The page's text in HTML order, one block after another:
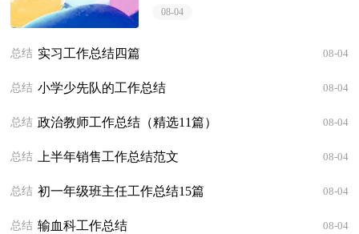
会团体、企业单位和个人对某一阶段的
08-04
总结 08-04
实习工作总结四篇
总结 08-04
小学少先队的工作总结
总结 08-04
政治教师工作总结（精选11篇）
总结 08-04
上半年销售工作总结范文
总结 08-04
初一年级班主任工作总结15篇
总结 08-04
输血科工作总结